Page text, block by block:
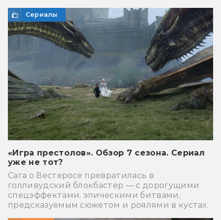
Сериалы
«Игра престолов». Обзор 7 сезона. Сериал
уже не тот?
Сага о Вестеросе превратилась в
голливудский блокбастер — с дорогущими
спецэффектами, эпическими битвами,
предсказуемым сюжетом и роялями в кустах.